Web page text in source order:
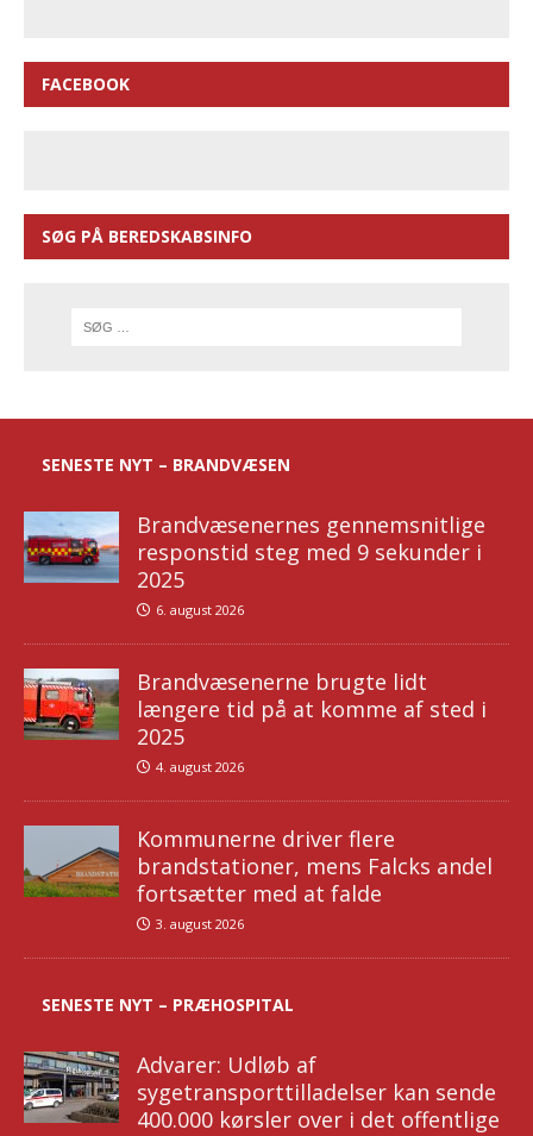
FACEBOOK
SØG PÅ BEREDSKABSINFO
SENESTE NYT – BRANDVÆSEN
Brandvæsenernes gennemsnitlige
responstid steg med 9 sekunder i
2025
6. august 2026
Brandvæsenerne brugte lidt
længere tid på at komme af sted i
2025
4. august 2026
Kommunerne driver flere
brandstationer, mens Falcks andel
fortsætter med at falde
3. august 2026
SENESTE NYT – PRÆHOSPITAL
Advarer: Udløb af
sygetransporttilladelser kan sende
400.000 kørsler over i det offentlige